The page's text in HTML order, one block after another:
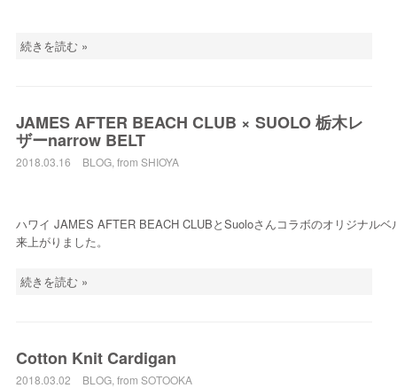
続きを読む »
JAMES AFTER BEACH CLUB × SUOLO 栃木レ
ザーnarrow BELT
2018.03.16 BLOG, from SHIOYA
ハワイ JAMES AFTER BEACH CLUBとSuoloさんコラボのオリジナルベ
来上がりました。
続きを読む »
Cotton Knit Cardigan
2018.03.02 BLOG, from SOTOOKA